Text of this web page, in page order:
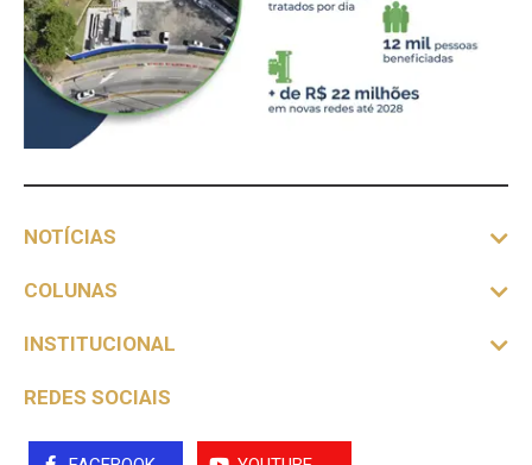
NOTÍCIAS
COLUNAS
INSTITUCIONAL
REDES SOCIAIS